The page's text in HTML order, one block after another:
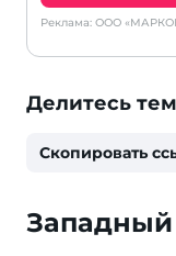
Реклама: ООО
Делитесь
Скопировать